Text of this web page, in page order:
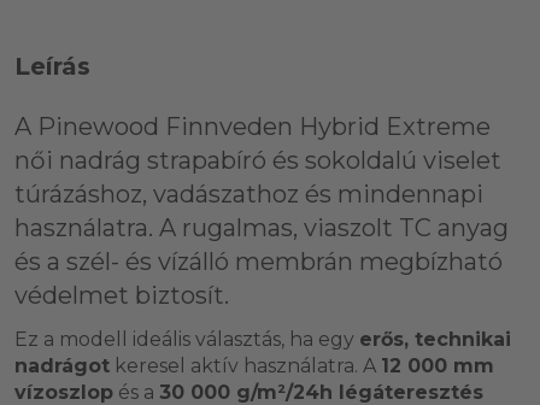
Leírás
A Pinewood Finnveden Hybrid Extreme
női nadrág strapabíró és sokoldalú viselet
túrázáshoz, vadászathoz és mindennapi
használatra. A rugalmas, viaszolt TC anyag
és a szél- és vízálló membrán megbízható
védelmet biztosít.
Ez a modell ideális választás, ha egy erős, technikai
nadrágot keresel aktív használatra. A 12 000 mm
vízoszlop és a 30 000 g/m²/24h légáteresztés